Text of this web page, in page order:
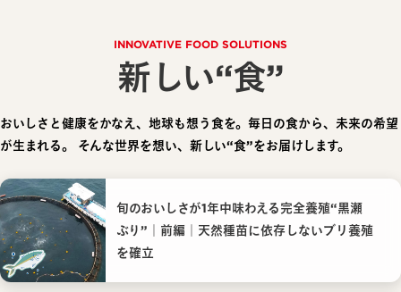
INNOVATIVE FOOD SOLUTIONS
新しい“食”
おいしさと健康をかなえ、地球も想う食を。毎日の食から、未来の希望
が生まれる。
そんな世界を想い、新しい“食”をお届けします。
旬のおいしさが1年中味わえる完全養殖“黒瀬
ぶり”｜前編｜天然種苗に依存しないブリ養殖
を確立